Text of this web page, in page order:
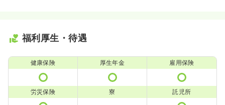
福利厚生・待遇
健康保険 厚生年金 雇用保険
労災保険 寮 託児所